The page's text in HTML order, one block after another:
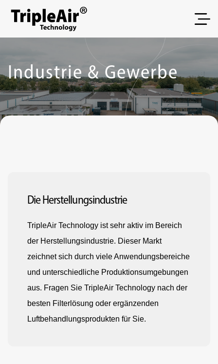
Industrie & Gewerbe
Die Herstellungsindustrie
TripleAir Technology ist sehr aktiv im Bereich
der Herstellungsindustrie. Dieser Markt
zeichnet sich durch viele Anwendungsbereiche
und unterschiedliche Produktionsumgebungen
aus. Fragen Sie TripleAir Technology nach der
besten Filterlösung oder ergänzenden
Luftbehandlungsprodukten für Sie.